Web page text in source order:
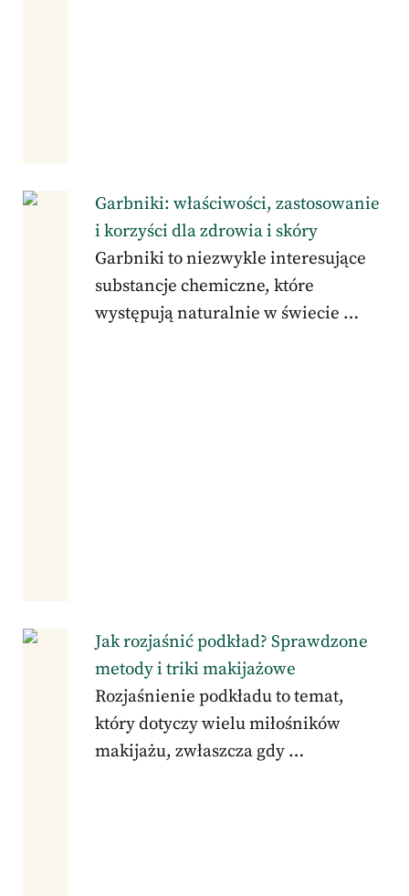
Garbniki: właściwości, zastosowanie
i korzyści dla zdrowia i skóry
Garbniki to niezwykle interesujące
substancje chemiczne, które
występują naturalnie w świecie …
Jak rozjaśnić podkład? Sprawdzone
metody i triki makijażowe
Rozjaśnienie podkładu to temat,
który dotyczy wielu miłośników
makijażu, zwłaszcza gdy …